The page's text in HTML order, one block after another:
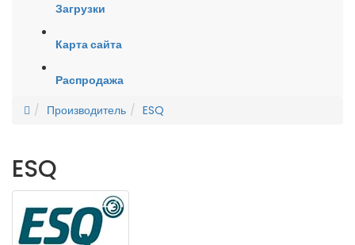
Загрузки
Карта сайта
Распродажа
Производитель
ESQ
ESQ